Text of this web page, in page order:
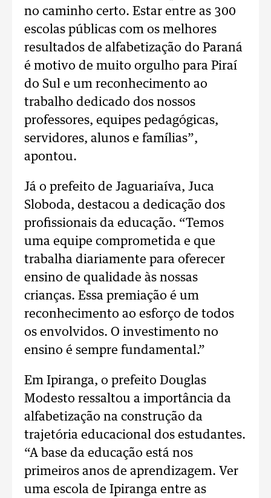
no caminho certo. Estar entre as 300
escolas públicas com os melhores
resultados de alfabetização do Paraná
é motivo de muito orgulho para Piraí
do Sul e um reconhecimento ao
trabalho dedicado dos nossos
professores, equipes pedagógicas,
servidores, alunos e famílias”,
apontou.
Já o prefeito de Jaguariaíva, Juca
Sloboda, destacou a dedicação dos
profissionais da educação. “Temos
uma equipe comprometida e que
trabalha diariamente para oferecer
ensino de qualidade às nossas
crianças. Essa premiação é um
reconhecimento ao esforço de todos
os envolvidos. O investimento no
ensino é sempre fundamental.”
Em Ipiranga, o prefeito Douglas
Modesto ressaltou a importância da
alfabetização na construção da
trajetória educacional dos estudantes.
“A base da educação está nos
primeiros anos de aprendizagem. Ver
uma escola de Ipiranga entre as